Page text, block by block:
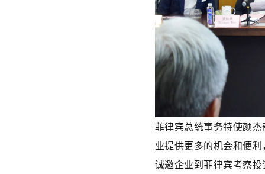
菲律宾总统事务特使颜
业提供更多的机会和便
诚邀企业到菲律宾考察